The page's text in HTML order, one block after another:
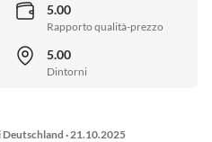
5.00
Rapporto qualità-prezzo
5.00
Dintorni
Deutschland · 21.10.2025